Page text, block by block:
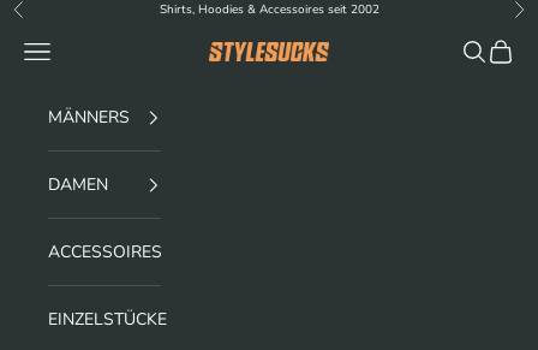
Zum Inhalt springen
Zurück Shirts, Hoodies & Accessoires seit 2002 Vor
stylesucks
Menü Suchen
MÄNNERS
DAMEN
ACCESSOIRES
EINZELSTÜCKE